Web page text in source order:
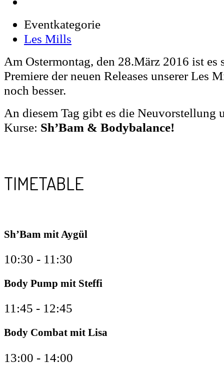
Eventkategorie
Les Mills
Am Ostermontag, den 28.März 2016 ist es
Premiere der neuen Releases unserer Les
noch besser.
An diesem Tag gibt es die Neuvorstellung
Kurse: Sh’Bam & Bodybalance!
TIMETABLE
Sh’Bam mit Aygül
10:30 - 11:30
Body Pump mit Steffi
11:45 - 12:45
Body Combat mit Lisa
13:00 - 14:00